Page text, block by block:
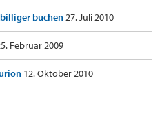
buchen27. Juli 2010
Februar 2009
12. Oktober 2010